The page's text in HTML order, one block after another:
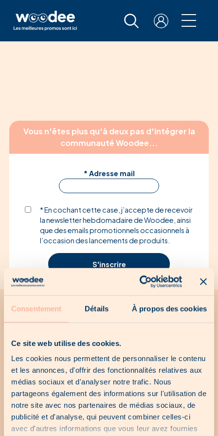
Consentement Détails À propos des cookies
Ce site web utilise des cookies.
Les cookies nous permettent de personnaliser le contenu
et les annonces, d'offrir des fonctionnalités relatives aux
médias sociaux et d'analyser notre trafic. Nous
partageons également des informations sur l'utilisation de
notre site avec nos partenaires de médias sociaux, de
publicité et d'analyse, qui peuvent combiner celles-ci
avec d'autres informations que vous leur avez fournies
Vous n'êtes plus qu'à deux pas d'intégrer la
communauté Woodee...
* Adresse mail
* En cochant cette case, j’accepte de recevoir
la newsletter hebdomadaire de Woodee, ainsi
que des emails promotionnels occasionnels à
l’occasion des lancements de produits.
S'inscrire
Toute l'actualité Woodee
* En cochant cette case, j’accepte de recevoir la newsletter
hebdomadaire de Woodee, ainsi que des emails
promotionnels occasionnels à l’occasion des lancements de
produits.